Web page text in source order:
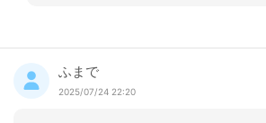
ふまで
2025/07/24 22:20